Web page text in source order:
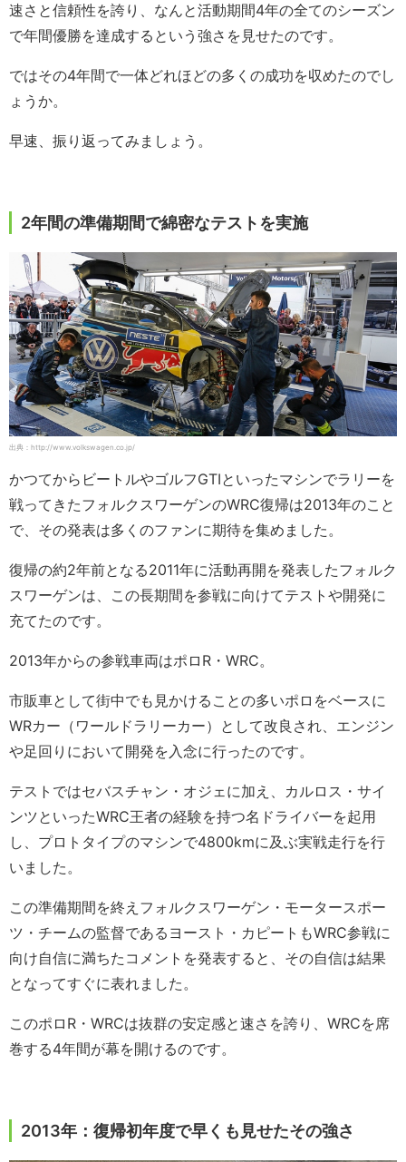
速さと信頼性を誇り、なんと活動期間4年の全てのシーズン
で年間優勝を達成するという強さを見せたのです。
ではその4年間で一体どれほどの多くの成功を収めたのでし
ょうか。
早速、振り返ってみましょう。
2年間の準備期間で綿密なテストを実施
出典：http://www.volkswagen.co.jp/
かつてからビートルやゴルフGTIといったマシンでラリーを
戦ってきたフォルクスワーゲンのWRC復帰は2013年のこと
で、その発表は多くのファンに期待を集めました。
復帰の約2年前となる2011年に活動再開を発表したフォルク
スワーゲンは、この長期間を参戦に向けてテストや開発に
充てたのです。
2013年からの参戦車両はポロR・WRC。
市販車として街中でも見かけることの多いポロをベースに
WRカー（ワールドラリーカー）として改良され、エンジン
や足回りにおいて開発を入念に行ったのです。
テストではセバスチャン・オジェに加え、カルロス・サイ
ンツといったWRC王者の経験を持つ名ドライバーを起用
し、プロトタイプのマシンで4800kmに及ぶ実戦走行を行
いました。
この準備期間を終えフォルクスワーゲン・モータースポー
ツ・チームの監督であるヨースト・カピートもWRC参戦に
向け自信に満ちたコメントを発表すると、その自信は結果
となってすぐに表れました。
このポロR・WRCは抜群の安定感と速さを誇り、WRCを席
巻する4年間が幕を開けるのです。
2013年：復帰初年度で早くも見せたその強さ